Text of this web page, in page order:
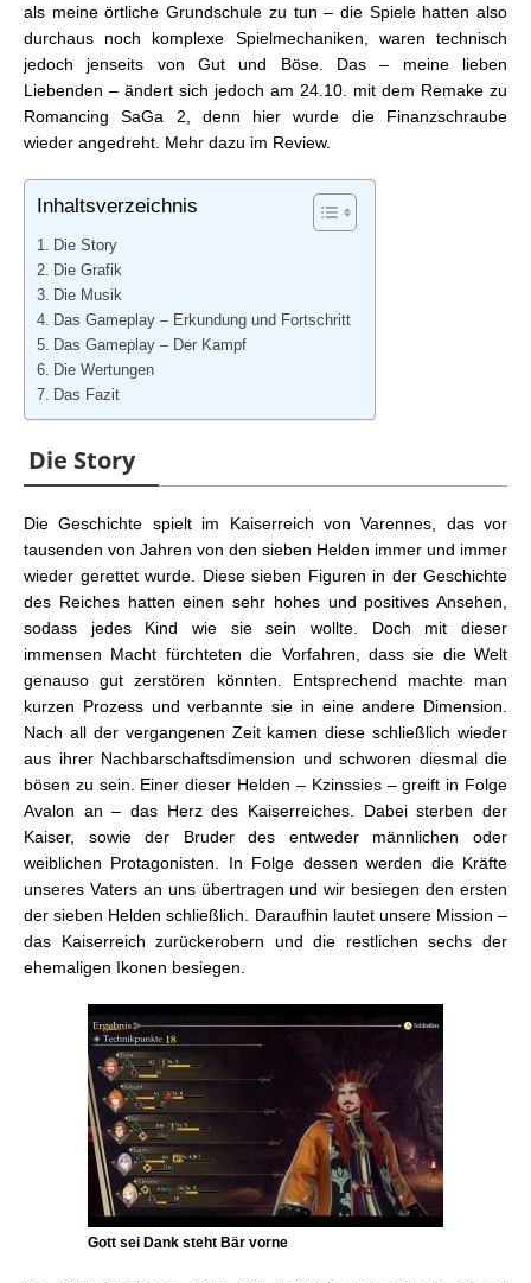
als meine örtliche Grundschule zu tun – die Spiele hatten also
durchaus noch komplexe Spielmechaniken, waren technisch
jedoch jenseits von Gut und Böse. Das – meine lieben
Liebenden – ändert sich jedoch am 24.10. mit dem Remake zu
Romancing SaGa 2, denn hier wurde die Finanzschraube
wieder angedreht. Mehr dazu im Review.
Inhaltsverzeichnis
Die Story
Die Grafik
Die Musik
Das Gameplay – Erkundung und Fortschritt
Das Gameplay – Der Kampf
Die Wertungen
Das Fazit
Die Story
Die Geschichte spielt im Kaiserreich von Varennes, das vor
tausenden von Jahren von den sieben Helden immer und immer
wieder gerettet wurde. Diese sieben Figuren in der Geschichte
des Reiches hatten einen sehr hohes und positives Ansehen,
sodass jedes Kind wie sie sein wollte. Doch mit dieser
immensen Macht fürchteten die Vorfahren, dass sie die Welt
genauso gut zerstören könnten. Entsprechend machte man
kurzen Prozess und verbannte sie in eine andere Dimension.
Nach all der vergangenen Zeit kamen diese schließlich wieder
aus ihrer Nachbarschaftsdimension und schworen diesmal die
bösen zu sein. Einer dieser Helden – Kzinssies – greift in Folge
Avalon an – das Herz des Kaiserreiches. Dabei sterben der
Kaiser, sowie der Bruder des entweder männlichen oder
weiblichen Protagonisten. In Folge dessen werden die Kräfte
unseres Vaters an uns übertragen und wir besiegen den ersten
der sieben Helden schließlich. Daraufhin lautet unsere Mission –
das Kaiserreich zurückerobern und die restlichen sechs der
ehemaligen Ikonen besiegen.
Gott sei Dank steht Bär vorne